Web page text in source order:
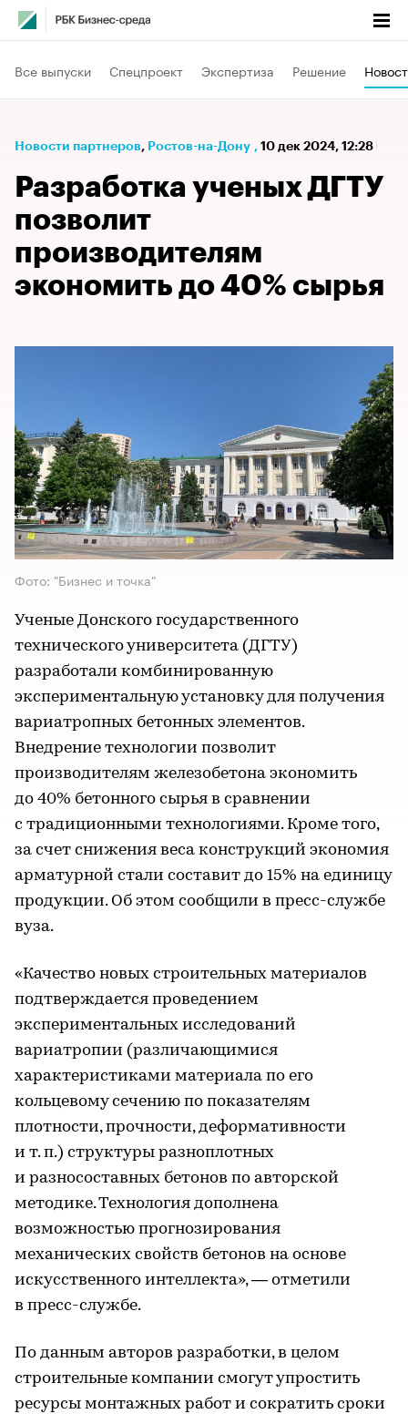
Все выпуски Спецпроект Экспертиза Решение
Новости партнеров⁠, Ростов-на-Дону , 10 дек 2024, 12:28
Разработка ученых ДГТУ
позволит
производителям
экономить до 40% сырья
Фото: "Бизнес и точка"
Ученые Донского государственного
технического университета (ДГТУ)
разработали комбинированную
экспериментальную установку для получения
вариатропных бетонных элементов.
Внедрение технологии позволит
производителям железобетона экономить
до 40% бетонного сырья в сравнении
с традиционными технологиями. Кроме того,
за счет снижения веса конструкций экономия
арматурной стали составит до 15% на единицу
продукции. Об этом сообщили в пресс-службе
вуза.
«Качество новых строительных материалов
подтверждается проведением
экспериментальных исследований
вариатропии (различающимися
характеристиками материала по его
кольцевому сечению по показателям
плотности, прочности, деформативности
и т. п.) структуры разноплотных
и разносоставных бетонов по авторской
методике. Технология дополнена
возможностью прогнозирования
механических свойств бетонов на основе
искусственного интеллекта», — отметили
в пресс-службе.
По данным авторов разработки, в целом
строительные компании смогут упростить
ресурсы монтажных работ и сократить сроки